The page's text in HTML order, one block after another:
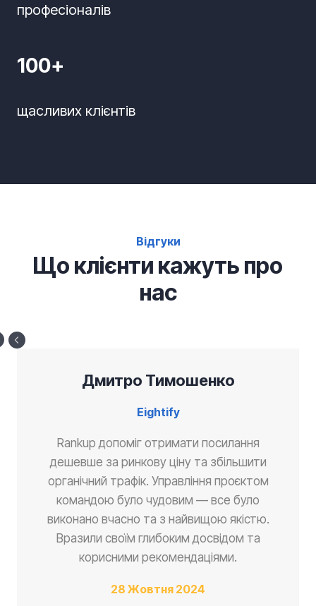
професіоналів
100+
щасливих клієнтів
Відгуки
Що клієнти кажуть про
нас
Дмитро Тимошенко
Eightify
Rankup допоміг отримати посилання
дешевше за ринкову ціну та збільшити
органічний трафік. Управління проєктом
командою було чудовим — все було
виконано вчасно та з найвищою якістю.
Вразили своїм глибоким досвідом та
корисними рекомендаціями.
28 Жовтня 2024